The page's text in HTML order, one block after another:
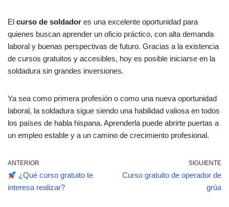
El curso de soldador es una excelente oportunidad para
quienes buscan aprender un oficio práctico, con alta demanda
laboral y buenas perspectivas de futuro. Gracias a la existencia
de cursos gratuitos y accesibles, hoy es posible iniciarse en la
soldadura sin grandes inversiones.
Ya sea como primera profesión o como una nueva oportunidad
laboral, la soldadura sigue siendo una habilidad valiosa en todos
los países de habla hispana. Aprenderla puede abrirte puertas a
un empleo estable y a un camino de crecimiento profesional.
ANTERIOR
¿Qué curso gratuito te
interesa realizar?
SIGUIENTE
Curso gratuito de operador de
grúa